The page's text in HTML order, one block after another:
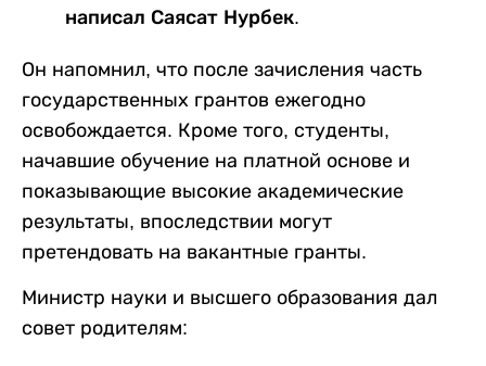
написал Саясат Нурбек.
Он напомнил, что после зачисления часть
государственных грантов ежегодно
освобождается. Кроме того, студенты,
начавшие обучение на платной основе и
показывающие высокие академические
результаты, впоследствии могут
претендовать на вакантные гранты.
Министр науки и высшего образования дал
совет родителям: